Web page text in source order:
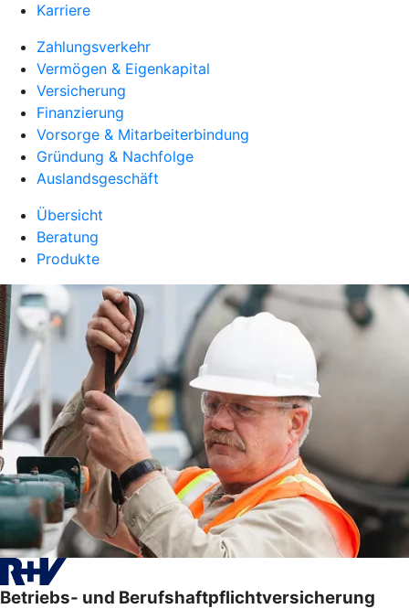
Karriere
Zahlungsverkehr
Vermögen & Eigenkapital
Versicherung
Finanzierung
Vorsorge & Mitarbeiterbindung
Gründung & Nachfolge
Auslandsgeschäft
Übersicht
Beratung
Produkte
Betriebs- und Berufshaftpflichtversicherung